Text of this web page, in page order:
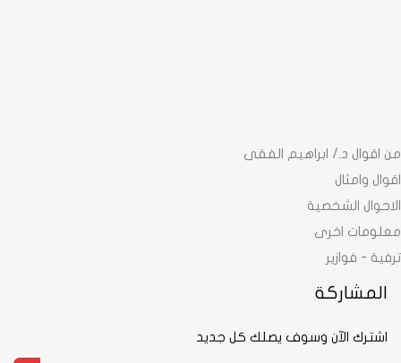
من اقوال د./ ابراهيم الفقى
اقوال وامثال
الاحوال الشخصية
معلومات اخرى
ترفية - فوازير
المشاركة
اشترك الآن وسوف يصلك كل جديد